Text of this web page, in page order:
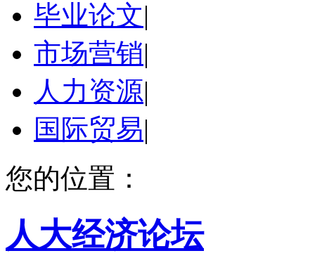
毕业论文|
市场营销|
人力资源|
国际贸易|
您的位置：
人大经济论坛